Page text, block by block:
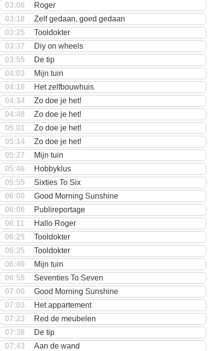
03:06
Roger
03:18
Zelf gedaan, goed gedaan
03:25
Tooldokter
03:37
Diy on wheels
03:55
De tip
04:03
Mijn tuin
04:18
Het zelfbouwhuis
04:34
Zo doe je het!
04:48
Zo doe je het!
05:01
Zo doe je het!
05:14
Zo doe je het!
05:27
Mijn tuin
05:46
Hobbyklus
05:55
Sixties To Six
06:00
Good Morning Sunshine
06:06
Publireportage
06:11
Hallo Roger
06:25
Tooldokter
06:35
Tooldokter
06:49
Mijn tuin
06:55
Seventies To Seven
07:00
Good Morning Sunshine
07:03
Het appartement
07:23
Red de meubelen
07:38
De tip
07:43
Aan de wand